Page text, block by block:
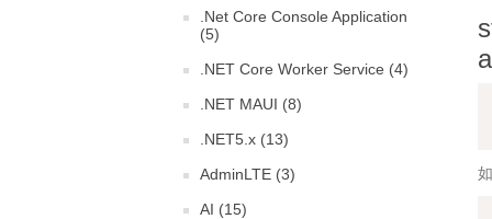
.Net Core Console Application
(5)
.NET Core Worker Service (4)
.NET MAUI (8)
.NET5.x (13)
AdminLTE (3)
AI (15)